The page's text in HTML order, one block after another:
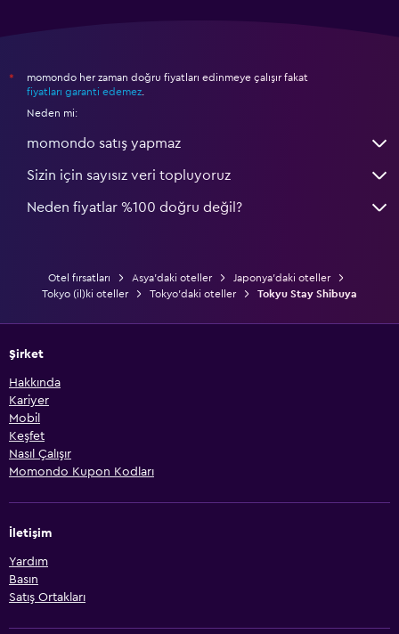
*
momondo her zaman doğru fiyatları edinmeye çalışır fakat
fiyatları garanti edemez
Neden mi:
momondo satış yapmaz
Sizin için sayısız veri topluyoruz
Neden fiyatlar %100 doğru değil?
Otel fırsatları Asya'daki oteller
Japonya'daki oteller
Tokyo (il)ki oteller
Tokyo'daki oteller Tokyu Stay Shibuya
Şirket
Hakkında
Kariyer
Mobil
Keşfet
Nasıl Çalışır
Momondo Kupon Kodları
İletişim
Yardım
Basın
Satış Ortakları